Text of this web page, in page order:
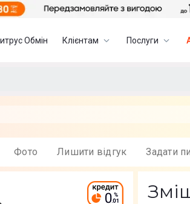
Обмін Клієнтам Послуги
Фото Лишити вiдгук Задати